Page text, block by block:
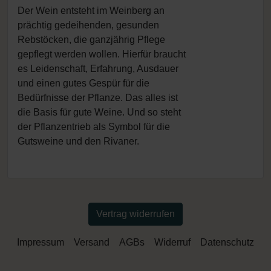
Der Wein entsteht im Weinberg an
prächtig gedeihenden, gesunden
Rebstöcken, die ganzjährig Pflege
gepflegt werden wollen. Hierfür braucht
es Leidenschaft, Erfahrung, Ausdauer
und einen gutes Gespür für die
Bedürfnisse der Pflanze. Das alles ist
die Basis für gute Weine. Und so steht
der Pflanzentrieb als Symbol für die
Gutsweine und den Rivaner.
Vertrag widerrufen
Impressum Versand AGBs Widerruf Datenschutz